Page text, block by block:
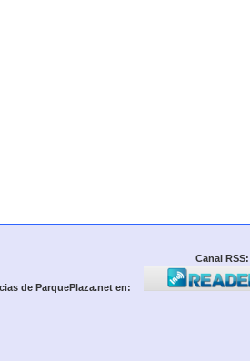
Canal RSS:
de ParquePlaza.net en: